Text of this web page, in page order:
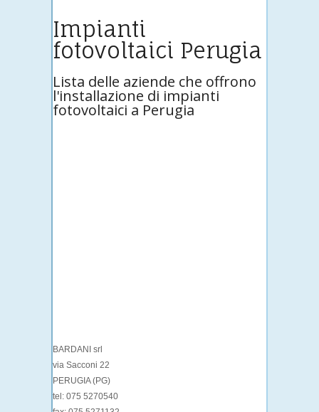
Impianti
fotovoltaici Perugia
Lista delle aziende che offrono
l'installazione di impianti
fotovoltaici a Perugia
BARDANI srl
via Sacconi 22
PERUGIA (PG)
tel: 075 5270540